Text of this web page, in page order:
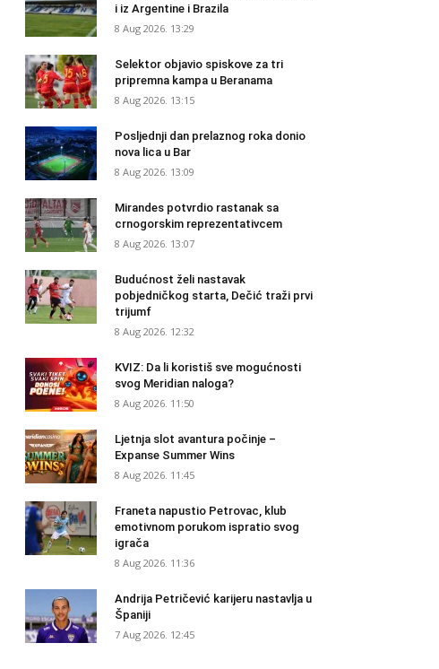
i iz Argentine i Brazila
8 Aug 2026. 13:29
Selektor objavio spiskove za tri
pripremna kampa u Beranama
8 Aug 2026. 13:15
Posljednji dan prelaznog roka donio
nova lica u Bar
8 Aug 2026. 13:09
Mirandes potvrdio rastanak sa
crnogorskim reprezentativcem
8 Aug 2026. 13:07
Budućnost želi nastavak
pobjedničkog starta, Dečić traži prvi
trijumf
8 Aug 2026. 12:32
KVIZ: Da li koristiš sve mogućnosti
svog Meridian naloga?
8 Aug 2026. 11:50
Ljetnja slot avantura počinje –
Expanse Summer Wins
8 Aug 2026. 11:45
Franeta napustio Petrovac, klub
emotivnom porukom ispratio svog
igrača
8 Aug 2026. 11:36
Andrija Petričević karijeru nastavlja u
Španiji
7 Aug 2026. 12:45